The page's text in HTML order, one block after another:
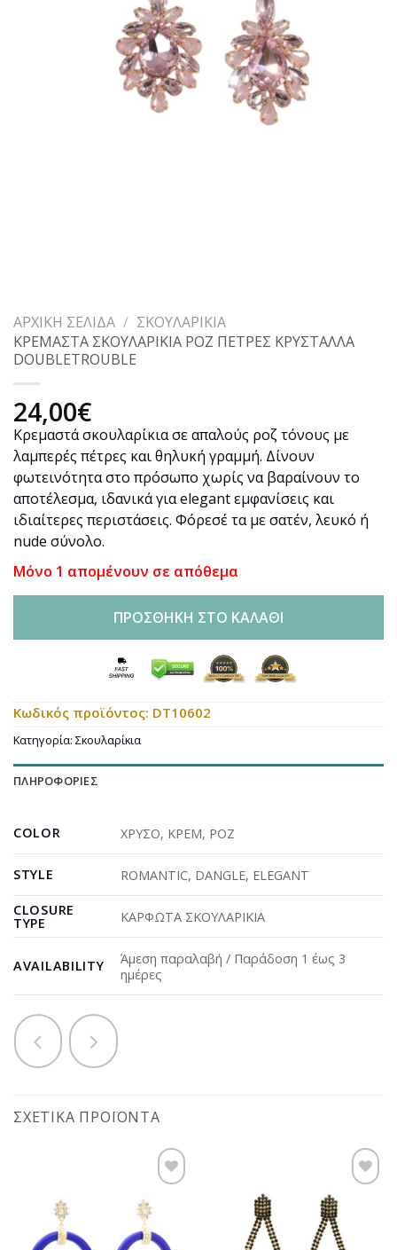
ΑΡΧΙΚΉ ΣΕΛΊΔΑ / ΣΚΟΥΛΑΡΊΚΙΑ
ΚΡΕΜΑΣΤΑ ΣΚΟΥΛΑΡΙΚΙΑ ΡΟΖ ΠΕΤΡΕΣ ΚΡΥΣΤΑΛΛΑ
DOUBLETROUBLE
24,00€
Κρεμαστά σκουλαρίκια σε απαλούς ροζ τόνους με
λαμπερές πέτρες και θηλυκή γραμμή. Δίνουν
φωτεινότητα στο πρόσωπο χωρίς να βαραίνουν το
αποτέλεσμα, ιδανικά για elegant εμφανίσεις και
ιδιαίτερες περιστάσεις. Φόρεσέ τα με σατέν, λευκό ή
nude σύνολο.
Μόνο 1 απομένουν σε απόθεμα
ΠΡΟΣΘΉΚΗ ΣΤΟ ΚΑΛΆΘΙ
Κωδικός προϊόντος: DT10602
Κατηγορία: Σκουλαρίκια
ΠΛΗΡΟΦΟΡΊΕΣ
COLOR ΧΡΥΣΟ, ΚΡΕΜ, ΡΟΖ
STYLE ROMANTIC, DANGLE, ELEGANT
CLOSURE
TYPE ΚΑΡΦΩΤΑ ΣΚΟΥΛΑΡΙΚΙΑ
AVAILABILITY
Άμεση παραλαβή / Παράδοση 1 έως 3
ημέρες
ΣΧΕΤΙΚΆ ΠΡΟΪΌΝΤΑ
Προσθήκη
στη
wishlist
Προσθήκη
στη
wishlist